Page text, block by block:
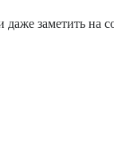
заметить на